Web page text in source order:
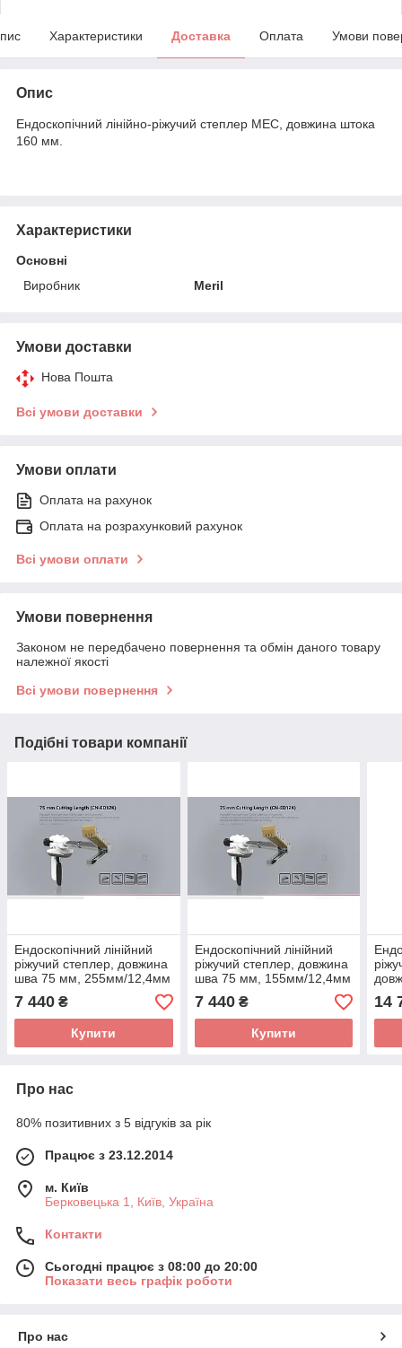
Характеристики Доставка Оплата Умови
Опис
Ендоскопічний лінійно-ріжучий степлер MEC, довжина штока
160 мм.
Характеристики
Основні
Виробник
Meril
Умови доставки
Нова Пошта
Всі умови доставки
Умови оплати
Оплата на рахунок
Оплата на розрахунковий рахунок
Всі умови оплати
Умови повернення
Законом не передбачено повернення та обмін даного товару
належної якості
Всі умови повернення
Подібні товари компанії
Ендоскопічний лінійний
ріжучий степлер, довжина
шва 75 мм, 255мм/12,4мм
7 440 ₴
Купити
Ендоскопічний лінійний
ріжучий степлер, довжина
шва 75 мм, 155мм/12,4мм
7 440₴
Купити
14
Про нас
80% позитивних з 5 відгуків за рік
Працює з 23.12.2014
м. Київ
Берковецька 1, Київ, Україна
Контакти
Сьогодні працює з 08:00 до 20:00
Показати весь графік роботи
Про нас